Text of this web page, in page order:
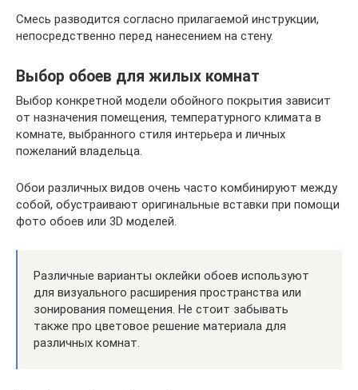
Смесь разводится согласно прилагаемой инструкции,
непосредственно перед нанесением на стену.
Выбор обоев для жилых комнат
Выбор конкретной модели обойного покрытия зависит
от назначения помещения, температурного климата в
комнате, выбранного стиля интерьера и личных
пожеланий владельца.
Обои различных видов очень часто комбинируют между
собой, обустраивают оригинальные вставки при помощи
фото обоев или 3D моделей.
Различные варианты оклейки обоев используют
для визуального расширения пространства или
зонирования помещения. Не стоит забывать
также про цветовое решение материала для
различных комнат.